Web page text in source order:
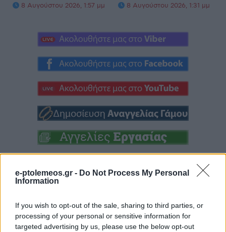
e-ptolemeos.gr - Do Not Process My Personal
Information
If you wish to opt-out of the sale, sharing to third parties, or
processing of your personal or sensitive information for
targeted advertising by us, please use the below opt-out
8 Αυγούστου 2026, 1:57 μμ 8 Αυγούστου 2026, 1:31 μμ